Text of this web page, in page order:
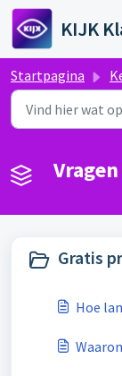
Doorgaan naar
KIJK
Startpagina
Gratis
Hoe